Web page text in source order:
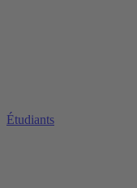
Étudiants